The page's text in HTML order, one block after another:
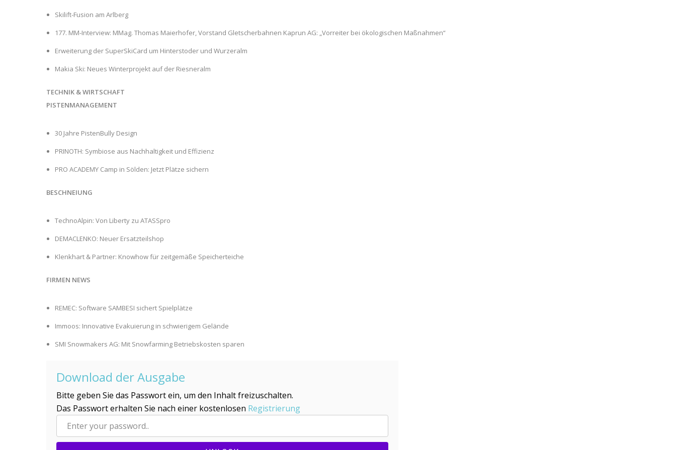
Skilift-Fusion am Arlberg
177. MM-Interview: MMag. Thomas Maierhofer, Vorstand Gletscherbahnen Kaprun AG: „Vorreiter bei ökologischen Maßnahmen“
Erweiterung der SuperSkiCard um Hinterstoder und Wurzeralm
Makia Ski: Neues Winterprojekt auf der Riesneralm
TECHNIK & WIRTSCHAFT
PISTENMANAGEMENT
30 Jahre PistenBully Design
PRINOTH: Symbiose aus Nachhaltigkeit und Effizienz
PRO ACADEMY Camp in Sölden: Jetzt Plätze sichern
BESCHNEIUNG
TechnoAlpin: Von Liberty zu ATASSpro
DEMACLENKO: Neuer Ersatzteilshop
Klenkhart & Partner: Knowhow für zeitgemäße Speicherteiche
FIRMEN NEWS
REMEC: Software SAMBESI sichert Spielplätze
Immoos: Innovative Evakuierung in schwierigem Gelände
SMI Snowmakers AG: Mit Snowfarming Betriebskosten sparen
Download der Ausgabe
Bitte geben Sie das Passwort ein, um den Inhalt freizuschalten.
Das Passwort erhalten Sie nach einer kostenlosen Registrierung